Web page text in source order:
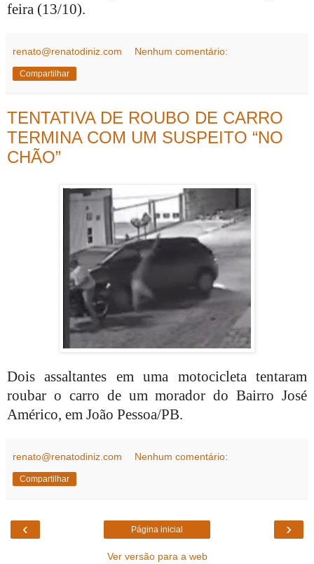
feira (13/10).
renato@renatodiniz.com Nenhum comentário:
Compartilhar
TENTATIVA DE ROUBO DE CARRO
TERMINA COM UM SUSPEITO “NO
CHÃO”
Dois assaltantes em uma motocicleta tentaram
roubar o carro de um morador do Bairro José
Américo, em João Pessoa/PB.
renato@renatodiniz.com Nenhum comentário:
Compartilhar
‹ ›
Página inicial
Ver versão para a web